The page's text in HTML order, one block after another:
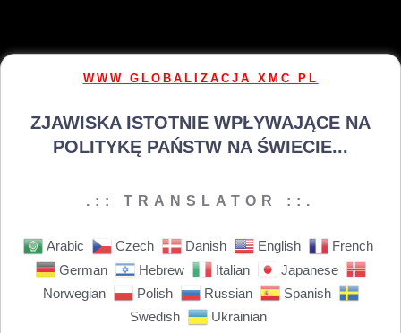
WWW GLOBALIZACJA XMC PL
ZJAWISKA ISTOTNIE WPŁYWAJĄCE NA
POLITYKĘ PAŃSTW NA ŚWIECIE...
.:: TRANSLATOR ::.
Arabic Czech Danish English
French
German
Hebrew Italian
Japanese
Norwegian
Polish Russian
Spanish
Swedish
Ukrainian